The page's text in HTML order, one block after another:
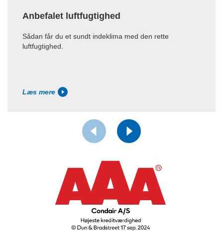
Anbefalet luftfugtighed
Sådan får du et sundt indeklima med den rette
luftfugtighed.
Læs mere